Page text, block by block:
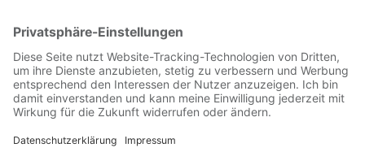
Newsletter
Follow us on...